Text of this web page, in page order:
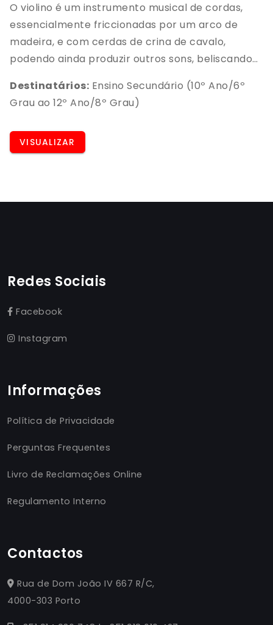
O violino é um instrumento musical de cordas,
essencialmente friccionadas por um arco de
madeira, e com cerdas de crina de cavalo,
podendo ainda produzir outros sons, beliscando
por 4 cordas, produz um som brilhante e
assemelha-se ao soprano da voz humana. Os
e início do século XVII e foram atribuídos ao
Destinatários: Ensino Secundário (10º Ano/6º
Grau ao 12º Ano/8º Grau)
VISUALIZAR
Redes Sociais
Facebook
Instagram
Informações
Política de Privacidade
Perguntas Frequentes
Livro de Reclamações Online
Regulamento Interno
Contactos
Rua de Dom João IV 667 R/C,
4000-303 Porto